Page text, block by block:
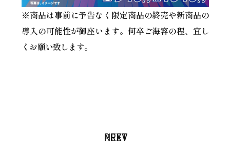
※商品は事前に予告なく限定商品の終売や新商品の
導入の可能性が御座います。何卒ご海容の程、宜し
くお願い致します。
PREV
NEXT